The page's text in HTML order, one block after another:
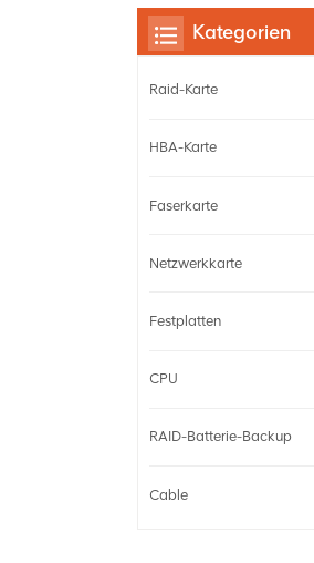
Kategorien
Raid-Karte
HBA-Karte
Faserkarte
Netzwerkkarte
Festplatten
CPU
RAID-Batterie-Backup
Cable